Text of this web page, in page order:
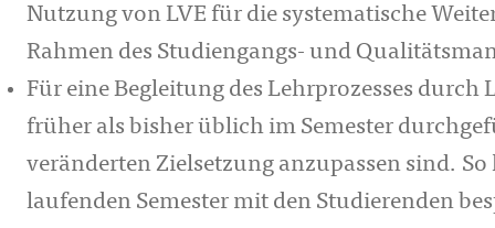
Nut­­zung von LVE für die systematische
Rahmen des Studiengangs- und
Für eine Begleitung des Lehrprozesses
früher als bisher üblich im Semester
verän­derten Zielsetzung anzupassen sind.
laufenden Semester mit den Studierenden